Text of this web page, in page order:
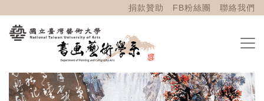
捐款贊助 FB粉絲團 聯絡我們